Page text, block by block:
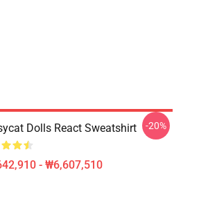
Dolls React Sweatshirt
- ₩6,607,510
-20%